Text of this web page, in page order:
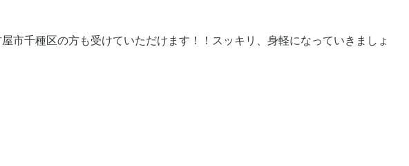
千種区の方も受けていただけます！！スッキリ、身軽になっていきましょ